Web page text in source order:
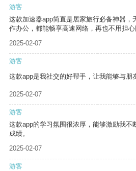
游客
这款加速器app简直是居家旅行必备神器，
作办公，都能畅享高速网络，再也不用担心
2025-02-07
游客
这款app是我社交的好帮手，让我能够与朋
2025-02-07
游客
这款app的学习氛围很浓厚，能够激励我不
成绩。
2025-02-07
游客